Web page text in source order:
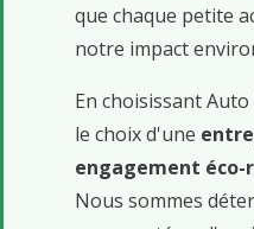
que chaque petite
notre impact
En choisissant
le choix d'une
engagement éco-
Nous sommes